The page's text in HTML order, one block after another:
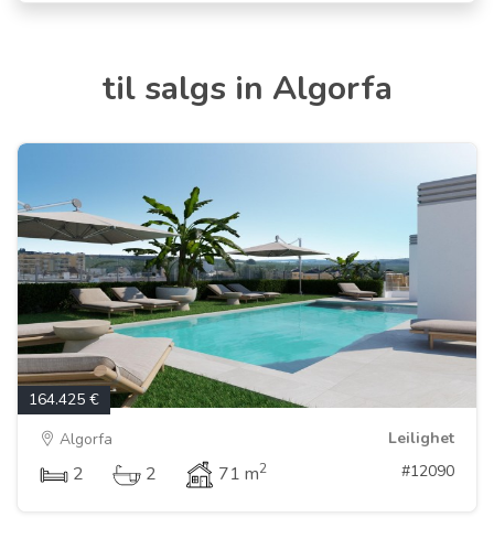
til salgs in Algorfa
164.425 €
Algorfa
Leilighet
2 2 71 m2 #12090